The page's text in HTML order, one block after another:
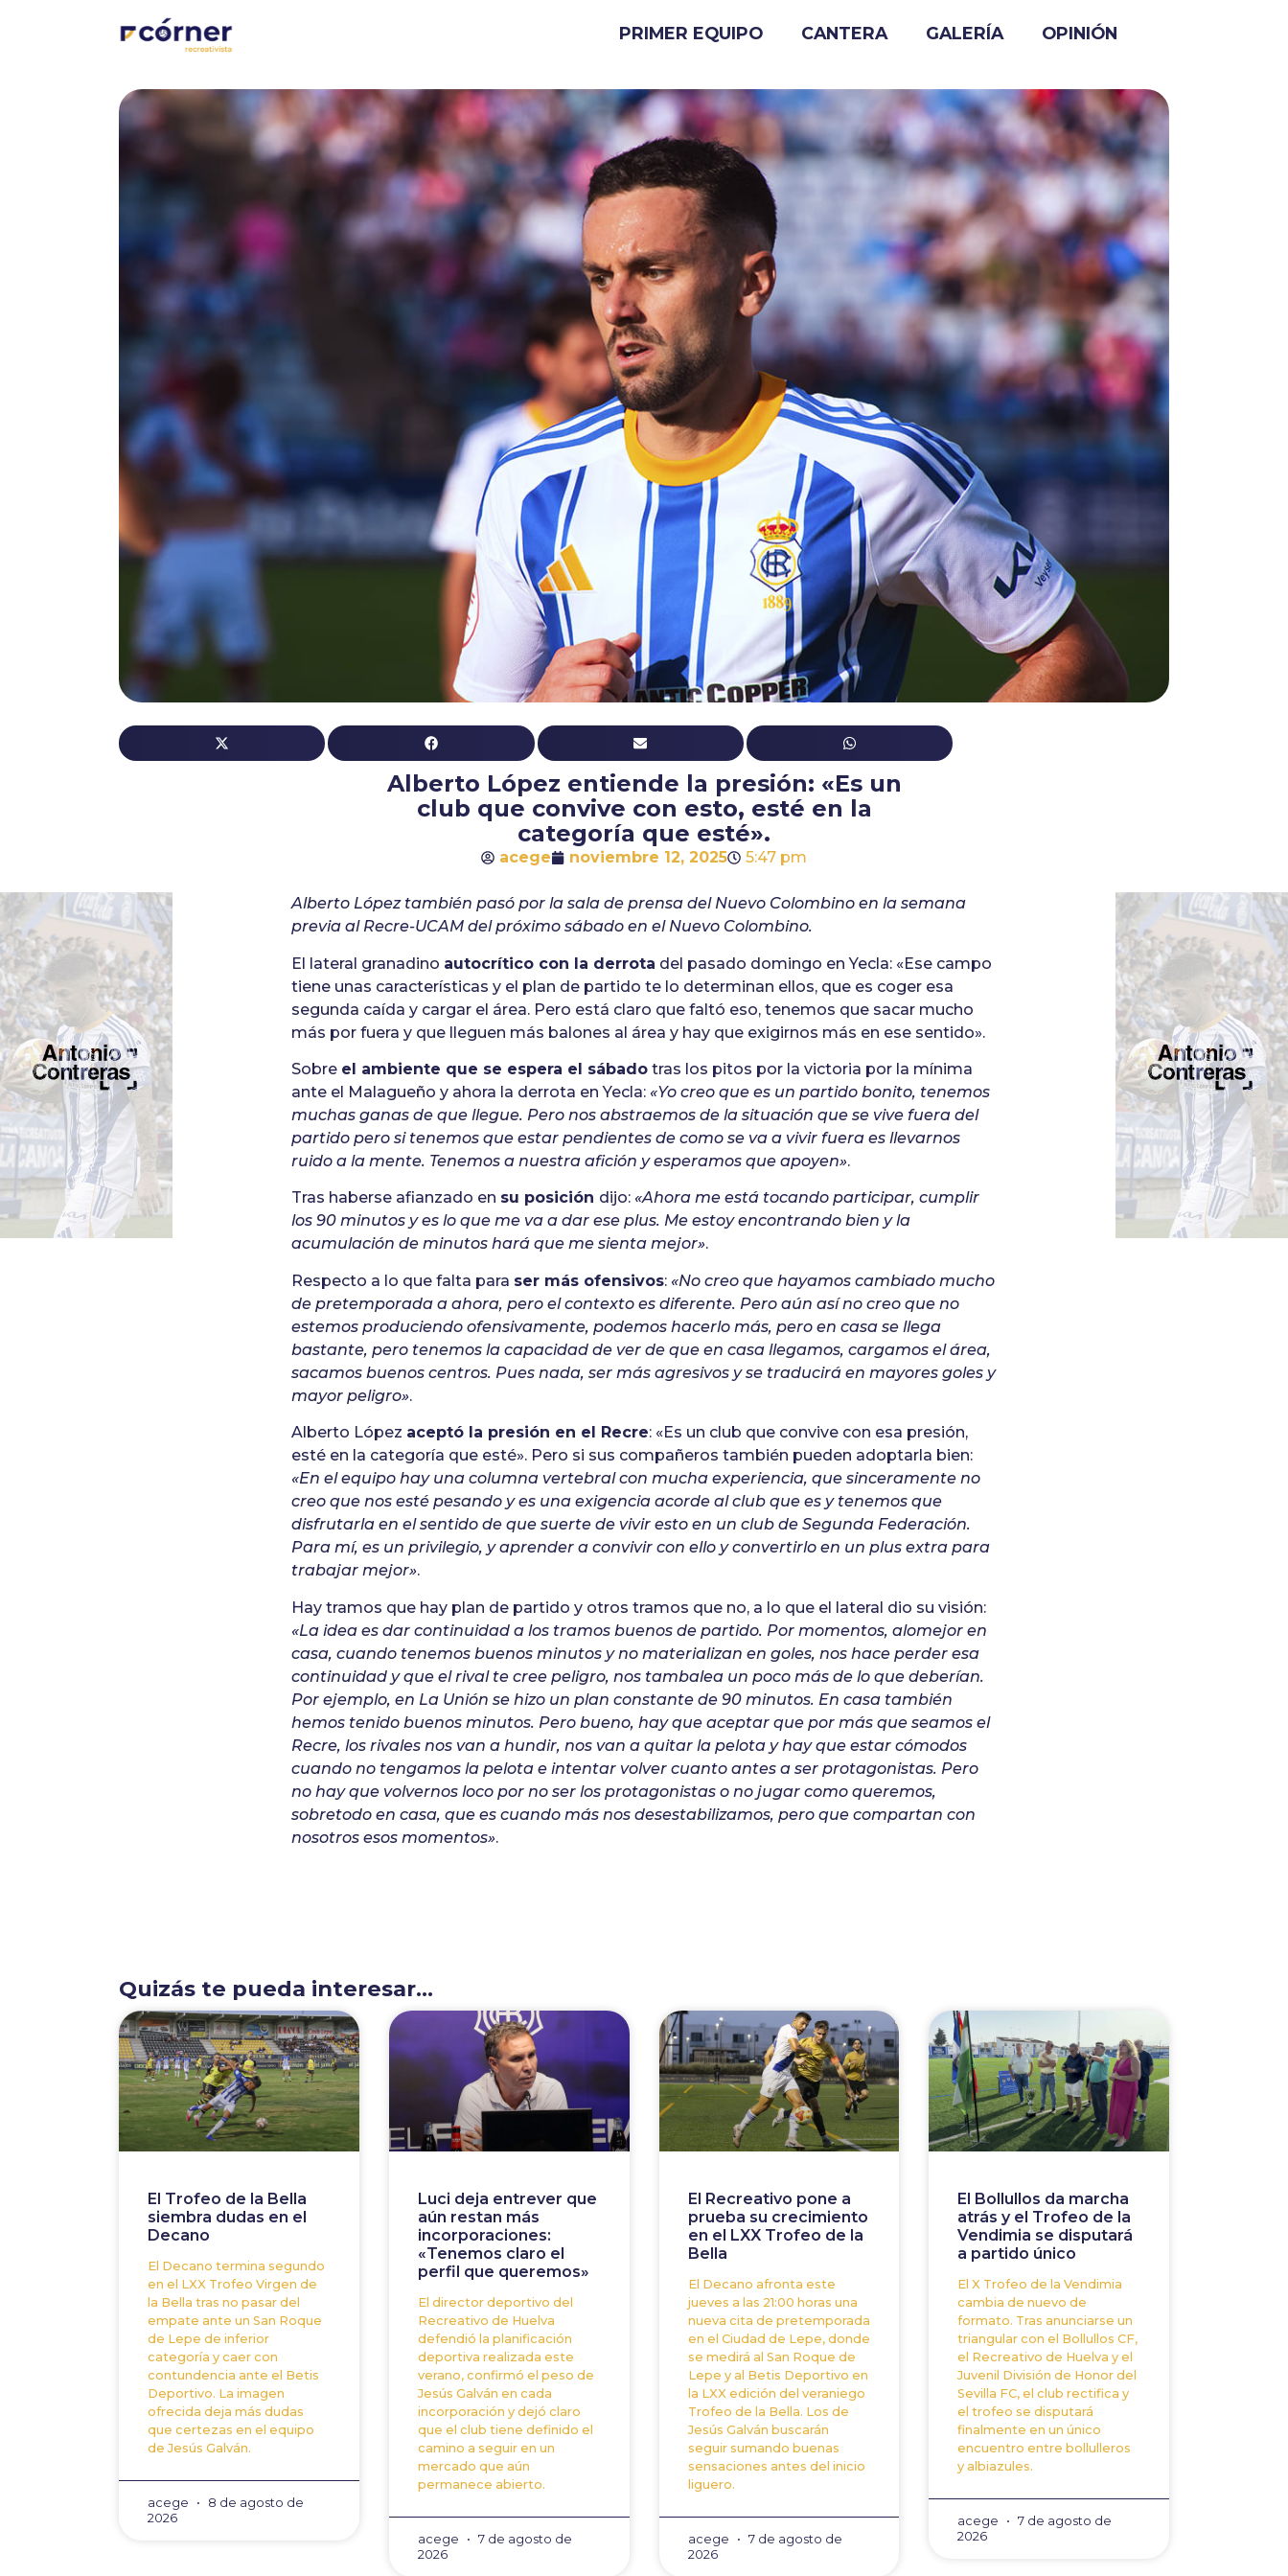
PRIMER EQUIPO CANTERA GALERÍA OPINIÓN
Alberto López entiende la presión: «Es un
club que convive con esto, esté en la
categoría que esté».
acege noviembre 12, 2025 5:47 pm
Alberto López también pasó por la sala de prensa del Nuevo Colombino en la semana
previa al Recre-UCAM del próximo sábado en el Nuevo Colombino.
El lateral granadino autocrítico con la derrota del pasado domingo en Yecla: «Ese campo
tiene unas características y el plan de partido te lo determinan ellos, que es coger esa
segunda caída y cargar el área. Pero está claro que faltó eso, tenemos que sacar mucho
más por fuera y que lleguen más balones al área y hay que exigirnos más en ese sentido».
Sobre el ambiente que se espera el sábado tras los pitos por la victoria por la mínima
ante el Malagueño y ahora la derrota en Yecla: «Yo creo que es un partido bonito, tenemos
muchas ganas de que llegue. Pero nos abstraemos de la situación que se vive fuera del
partido pero si tenemos que estar pendientes de como se va a vivir fuera es llevarnos
ruido a la mente. Tenemos a nuestra afición y esperamos que apoyen».
Tras haberse afianzado en su posición dijo: «Ahora me está tocando participar, cumplir
los 90 minutos y es lo que me va a dar ese plus. Me estoy encontrando bien y la
acumulación de minutos hará que me sienta mejor».
Respecto a lo que falta para ser más ofensivos: «No creo que hayamos cambiado mucho
de pretemporada a ahora, pero el contexto es diferente. Pero aún así no creo que no
estemos produciendo ofensivamente, podemos hacerlo más, pero en casa se llega
bastante, pero tenemos la capacidad de ver de que en casa llegamos, cargamos el área,
sacamos buenos centros. Pues nada, ser más agresivos y se traducirá en mayores goles y
mayor peligro».
Alberto López aceptó la presión en el Recre: «Es un club que convive con esa presión,
esté en la categoría que esté». Pero si sus compañeros también pueden adoptarla bien:
«En el equipo hay una columna vertebral con mucha experiencia, que sinceramente no
creo que nos esté pesando y es una exigencia acorde al club que es y tenemos que
disfrutarla en el sentido de que suerte de vivir esto en un club de Segunda Federación.
Para mí, es un privilegio, y aprender a convivir con ello y convertirlo en un plus extra para
trabajar mejor».
Hay tramos que hay plan de partido y otros tramos que no, a lo que el lateral dio su visión:
«La idea es dar continuidad a los tramos buenos de partido. Por momentos, alomejor en
casa, cuando tenemos buenos minutos y no materializan en goles, nos hace perder esa
continuidad y que el rival te cree peligro, nos tambalea un poco más de lo que deberían.
Por ejemplo, en La Unión se hizo un plan constante de 90 minutos. En casa también
hemos tenido buenos minutos. Pero bueno, hay que aceptar que por más que seamos el
Recre, los rivales nos van a hundir, nos van a quitar la pelota y hay que estar cómodos
cuando no tengamos la pelota e intentar volver cuanto antes a ser protagonistas. Pero
no hay que volvernos loco por no ser los protagonistas o no jugar como queremos,
sobretodo en casa, que es cuando más nos desestabilizamos, pero que compartan con
nosotros esos momentos».
Quizás te pueda interesar...
El Trofeo de la Bella
siembra dudas en el
Decano
El Decano termina segundo
en el LXX Trofeo Virgen de
la Bella tras no pasar del
empate ante un San Roque
de Lepe de inferior
categoría y caer con
contundencia ante el Betis
Deportivo. La imagen
ofrecida deja más dudas
que certezas en el equipo
de Jesús Galván.
acege
8 de agosto de
2026
Luci deja entrever que
aún restan más
incorporaciones:
«Tenemos claro el
perfil que queremos»
El director deportivo del
Recreativo de Huelva
defendió la planificación
deportiva realizada este
verano, confirmó el peso de
Jesús Galván en cada
incorporación y dejó claro
que el club tiene definido el
camino a seguir en un
mercado que aún
permanece abierto.
acege
7 de agosto de
2026
El Recreativo pone a
prueba su crecimiento
en el LXX Trofeo de la
Bella
El Decano afronta este
jueves a las 21:00 horas una
nueva cita de pretemporada
en el Ciudad de Lepe, donde
se medirá al San Roque de
Lepe y al Betis Deportivo en
la LXX edición del veraniego
Trofeo de la Bella. Los de
Jesús Galván buscarán
seguir sumando buenas
sensaciones antes del inicio
liguero.
acege
7 de agosto de
2026
El Bollullos da marcha
atrás y el Trofeo de la
Vendimia se disputará
a partido único
El X Trofeo de la Vendimia
cambia de nuevo de
formato. Tras anunciarse un
triangular con el Bollullos CF,
el Recreativo de Huelva y el
Juvenil División de Honor del
Sevilla FC, el club rectifica y
el trofeo se disputará
finalmente en un único
encuentro entre bollulleros
y albiazules.
acege
7 de agosto de
2026